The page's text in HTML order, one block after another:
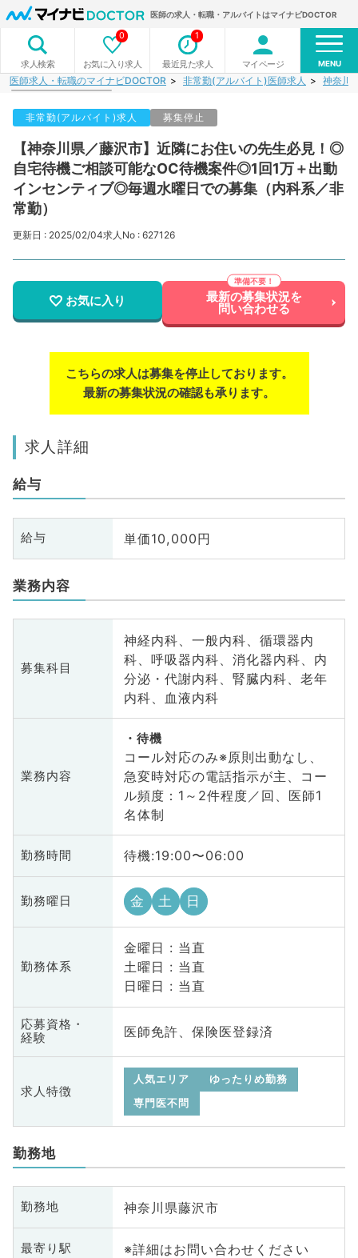
医師の求人・転職・アルバイトはマイナビDOCTOR
求人検索 お気に入り求人
0
最近見た求人
1
マイページ MENU
医師求人・転職のマイナビDOCTOR 非常勤(アルバイト)医師求人 神奈川
非常勤(アルバイト)求人 募集停止
【神奈川県／藤沢市】近隣にお住いの先生必見！◎
自宅待機ご相談可能なOC待機案件◎1回1万＋出動
インセンティブ◎毎週水曜日での募集（内科系／非
常勤）
更新日 : 2025/02/04求人No : 627126
お気に入り 最新の募集状況を
問い合わせる
こちらの求人は募集を停止しております。
最新の募集状況の確認も承ります。
求人詳細
給与
給与 単価10,000円
業務内容
募集科目
神経内科、一般内科、循環器内
科、呼吸器内科、消化器内科、内
分泌・代謝内科、腎臓内科、老年
内科、血液内科
業務内容
待機
コール対応のみ※原則出動なし、
急変時対応の電話指示が主、コー
ル頻度：1～2件程度／回、医師1
名体制
勤務時間 待機:19:00〜06:00
勤務曜日 金 土 日
勤務体系
金曜日 : 当直
土曜日 : 当直
日曜日 : 当直
応募資格・
経験
医師免許、保険医登録済
求人特徴
人気エリア
ゆったりめ勤務
専門医不問
勤務地
勤務地 神奈川県藤沢市
最寄り駅 ※詳細はお問い合わせください